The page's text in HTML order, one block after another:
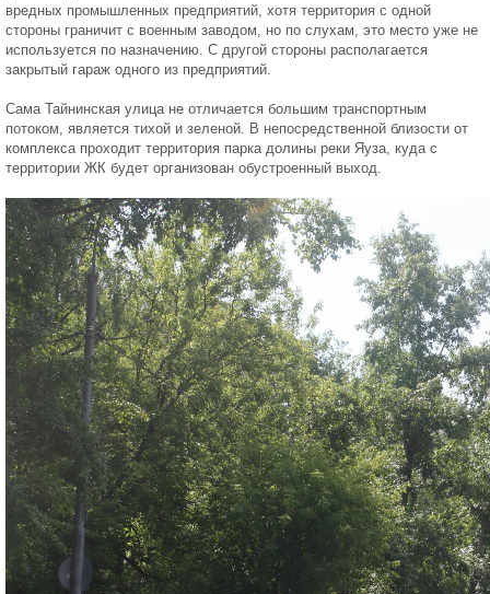
вредных промышленных предприятий, хотя территория с одной
стороны граничит с военным заводом, но по слухам, это место уже не
используется по назначению. С другой стороны располагается
закрытый гараж одного из предприятий.
Сама Тайнинская улица не отличается большим транспортным
потоком, является тихой и зеленой. В непосредственной близости от
комплекса проходит территория парка долины реки Яуза, куда с
территории ЖК будет организован обустроенный выход.